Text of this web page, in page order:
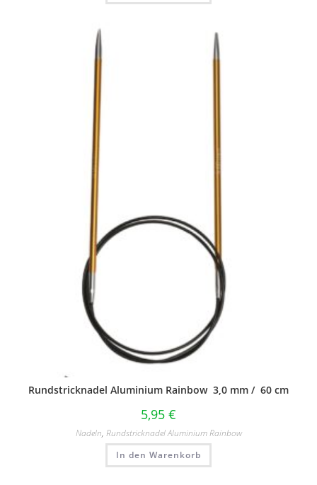
Rundstricknadel Aluminium Rainbow 3,0 mm / 60 cm
5,95 €
Nadeln, Rundstricknadel Aluminium Rainbow
In den Warenkorb